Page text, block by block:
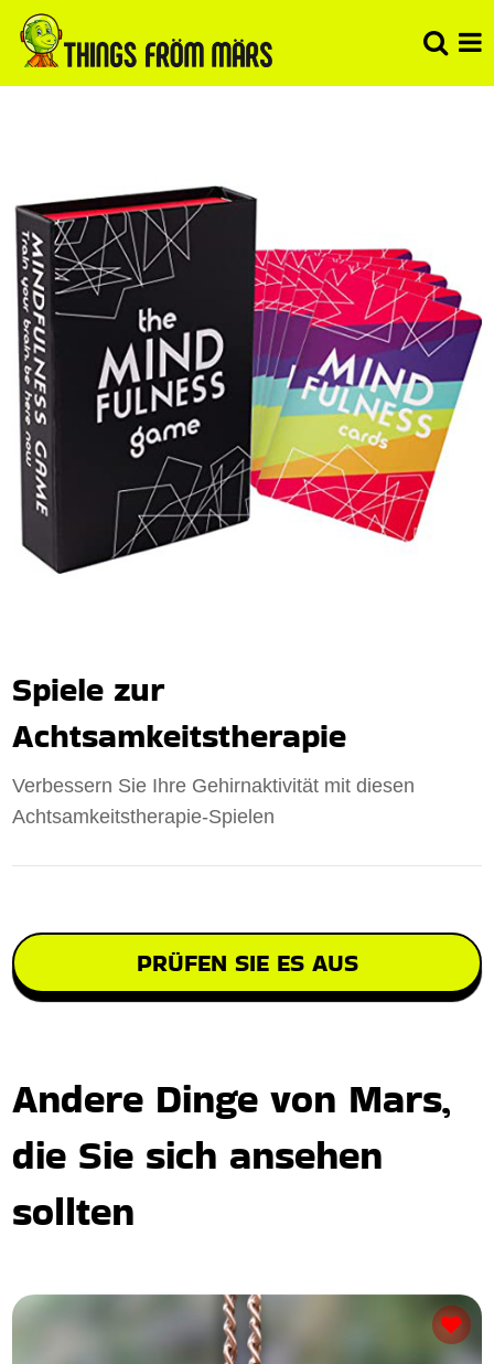
Spiele zur
Achtsamkeitstherapie
Verbessern Sie Ihre Gehirnaktivität mit diesen
Achtsamkeitstherapie-Spielen
PRÜFEN SIE ES AUS
Andere Dinge von Mars,
die Sie sich ansehen
sollten